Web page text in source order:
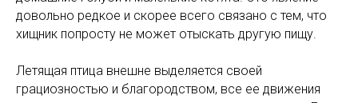
довольно редкое и скорее всего связано с тем, что
хищник попросту не может отыскать другую пищу.
Летящая птица внешне выделяется своей
грациозностью и благородством, все ее движения